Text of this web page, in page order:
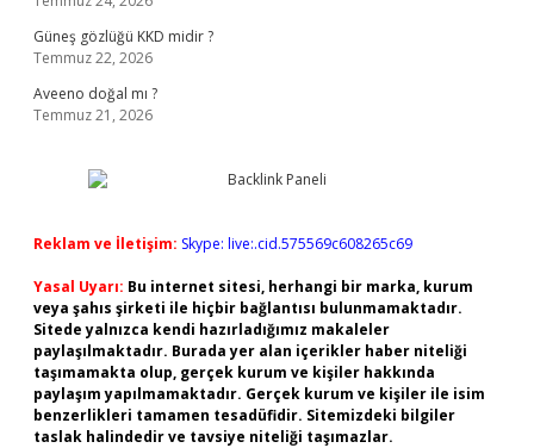
Güneş gözlüğü KKD midir ?
Temmuz 22, 2026
Aveeno doğal mı ?
Temmuz 21, 2026
Reklam ve İletişim: Skype: live:.cid.575569c608265c69
Yasal Uyarı: Bu internet sitesi, herhangi bir marka, kurum
veya şahıs şirketi ile hiçbir bağlantısı bulunmamaktadır.
Sitede yalnızca kendi hazırladığımız makaleler
paylaşılmaktadır. Burada yer alan içerikler haber niteliği
taşımamakta olup, gerçek kurum ve kişiler hakkında
paylaşım yapılmamaktadır. Gerçek kurum ve kişiler ile isim
benzerlikleri tamamen tesadüfidir. Sitemizdeki bilgiler
taslak halindedir ve tavsiye niteliği taşımazlar.